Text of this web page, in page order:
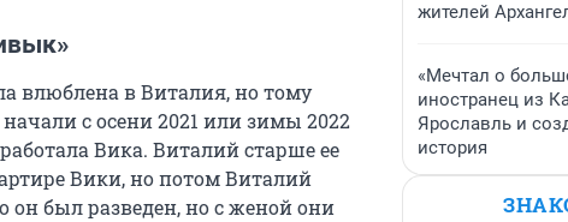
влюблена в Виталия, но тому
с осени 2021 или зимы 2022
Вика. Виталий старше ее
Вики, но потом Виталий
был разведен, но с женой они
жителей
«Мечтал о
иностранец из
Ярославль и
история